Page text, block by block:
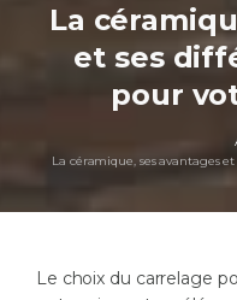
La
et ses
pour
La céramique, ses avantages
Le choix du carrelage